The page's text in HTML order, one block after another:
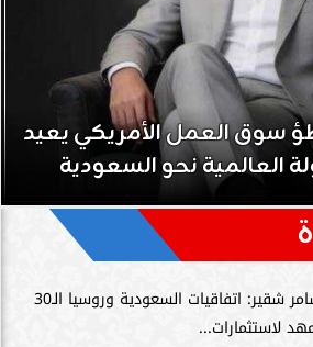
سوق العمل الأمريكي يعيد
العالمية نحو السعودية
سامر شقير: اتفاقيات السعودية وروسيا الـ30
لاستثمارات...